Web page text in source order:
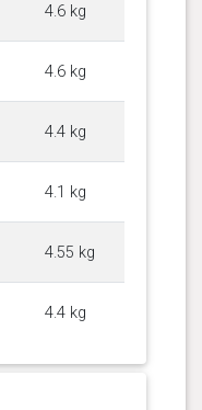
4.6 kg
4.6 kg
4.4 kg
4.1 kg
4.55 kg
4.4 kg